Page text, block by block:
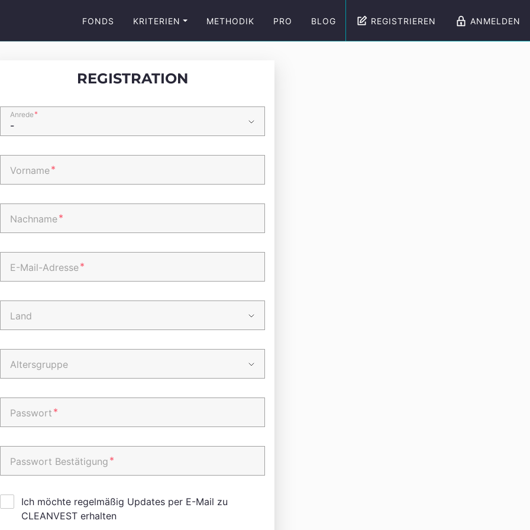
FONDS KRITERIEN METHODIK PRO BLOG REGISTRIEREN ANMELDEN
REGISTRATION
Anrede*
Vorname*
Nachname*
E-Mail-Adresse*
Land
Altersgruppe
Passwort *
Passwort Bestätigung *
Ich möchte regelmäßig Updates per E-Mail zu
CLEANVEST erhalten